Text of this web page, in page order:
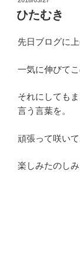
稿
日:
ひたむき
先日ブログに
一気に伸びてこ
それにしても
言う言葉を。
頑張って咲いて
楽しみたのしみ